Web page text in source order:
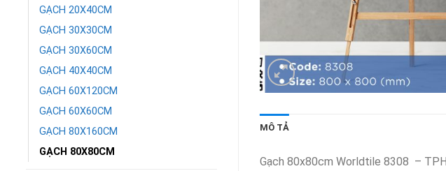
GẠCH 20X40CM
GẠCH 30X30CM
GẠCH 30X60CM
GẠCH 40X40CM
GẠCH 60X120CM
GẠCH 60X60CM
GẠCH 80X160CM
GẠCH 80X80CM
MÔ TẢ
Gạch 80x80cm Worldtile 8308 –